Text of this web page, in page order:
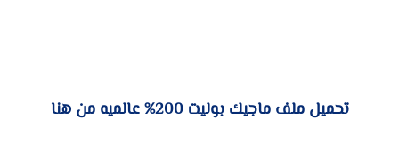
تحميل ملف ماجيك بوليت 200% عالميه من هنا